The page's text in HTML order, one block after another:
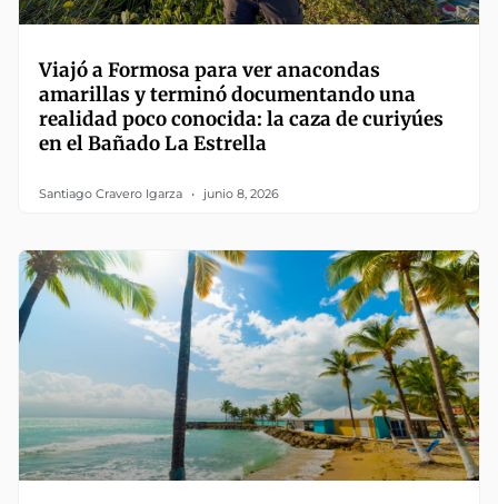
Viajó a Formosa para ver anacondas
amarillas y terminó documentando una
realidad poco conocida: la caza de curiyúes
en el Bañado La Estrella
Santiago Cravero Igarza junio 8, 2026